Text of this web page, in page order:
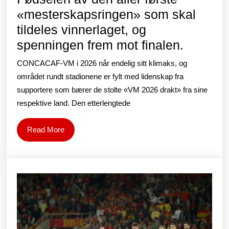
«mesterskapsringen» som skal
tildeles vinnerlaget, og
spenningen frem mot finalen.
av
den
aller
og
CONCACAF-VM i 2026 når endelig sitt klimaks, og
området rundt stadionene er fylt med lidenskap fra
supportere som bærer de stolte «VM 2026 drakt» fra sine
respektive land. Den etterlengtede
Read MoreRead
More